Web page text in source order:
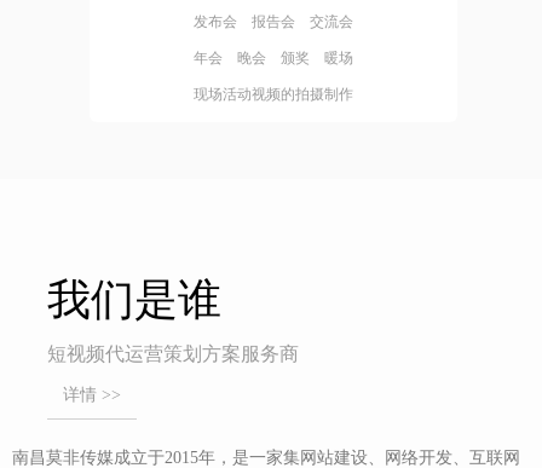
发布会 报告会 交流会
年会 晚会 颁奖 暖场
现场活动视频的拍摄制作
我们是谁
短视频代运营策划方案服务商
详情 >>
南昌莫非传媒成立于2015年，是一家集网站建设、网络开发、互联网